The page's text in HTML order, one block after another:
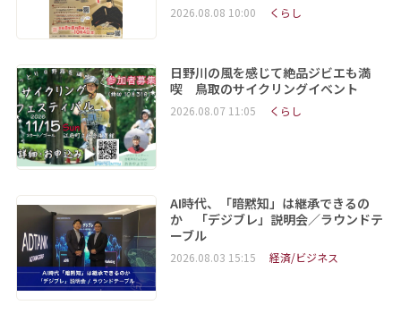
2026.08.08 10:00 くらし
日野川の風を感じて絶品ジビエも満
喫 鳥取のサイクリングイベント
2026.08.07 11:05 くらし
AI時代、「暗黙知」は継承できるの
か 「デジブレ」説明会／ラウンドテ
ーブル
2026.08.03 15:15 経済/ビジネス